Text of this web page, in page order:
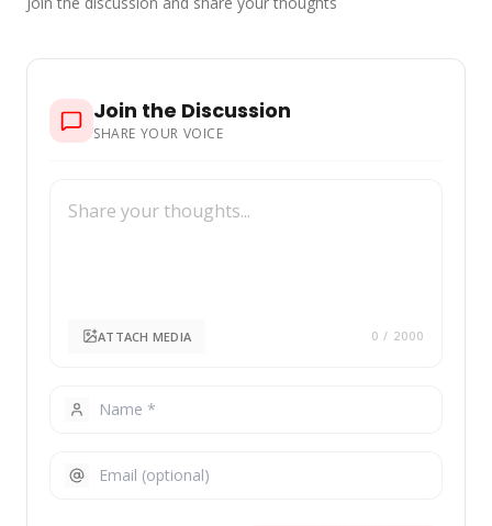
Join the Discussion
SHARE YOUR VOICE
ATTACH MEDIA 0 / 2000